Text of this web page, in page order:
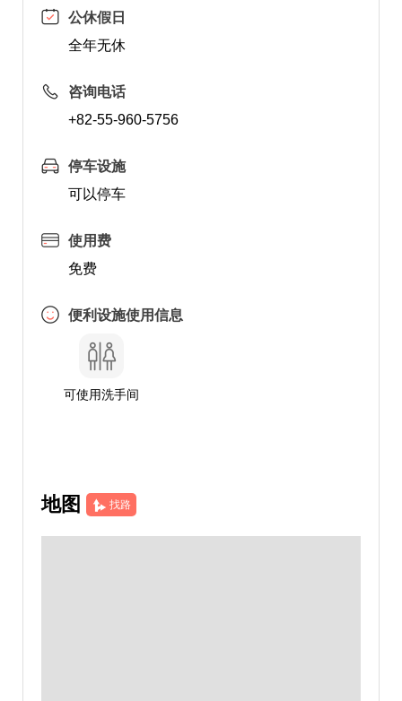
公休假日
全年无休
咨询电话
+82-55-960-5756
停车设施
可以停车
使用费
免费
便利设施使用信息
可使用洗手间
地图 找路